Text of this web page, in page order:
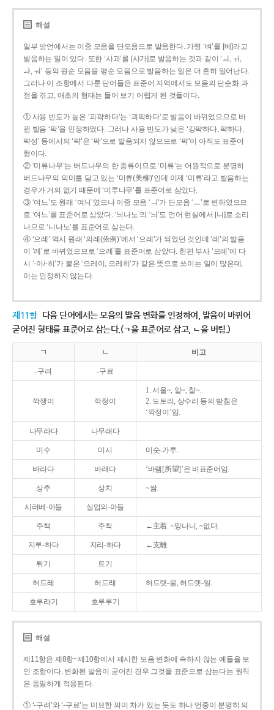
해설
일부 방언에서는 이중 모음을 단모음으로 발음한다. 가령 ‘벼’를 [베]라고
발음하는 일이 있다. 또한 ‘사과’를 [사가]로 발음하는 것과 같이 ‘ㅚ, ㅟ,
ㅘ, ㅝ’ 등의 원순 모음을 평순 모음으로 발음하는 일은 더 흔히 일어난다.
그러나 이 조항에서 다룬 단어들은 표준어 지역에서도 모음의 단순화 과
정을 겪고, 애초의 형태는 들어 보기 어렵게 된 것들이다.
① 사용 빈도가 높은 ‘괴퍅하다’는 ‘괴팍하다’로 발음이 바뀌었으므로 바
뀐 발음 ‘팍’을 인정하였다. 그러나 사용 빈도가 낮은 ‘강퍅하다, 퍅하다,
퍅성’ 등에서의 ‘퍅’은 ‘팍’으로 발음되지 않으므로 ‘퍅’이 아직도 표준어
형이다.
② ‘미류나무’는 버드나무의 한 종류이므로 ‘미류’는 어원적으로 분명히
버드나무의 의미를 담고 있는 ‘미류(美柳)’인데 이제 ‘미류’라고 발음하는
경우가 거의 없기 때문에 ‘미루나무’를 표준어로 삼았다.
③ ‘여느’도 원래 ‘여늬’였으나 이중 모음 ‘ㅢ’가 단모음 ‘ㅡ’로 변하였으므
로 ‘여느’를 표준어로 삼았다. ‘늬나노’의 ‘늬’도 언어 현실에서 [니]로 소리
나므로 ‘니나노’를 표준어로 삼는다.
④ ‘으례’ 역시 원래 ‘의례(依例)’에서 ‘으례’가 되었던 것인데 ‘례’의 발음
이 ‘레’로 바뀌었으므로 ‘으레’를 표준어로 삼았다. 한편 부사 ‘으레’에 다
시 ‘-이/-히’가 붙은 ‘으레이, 으레히’가 같은 뜻으로 쓰이는 일이 많은데,
이는 인정하지 않는다.
제11항 다음 단어에서는 모음의 발음 변화를 인정하여, 발음이 바뀌어
굳어진 형태를 표준어로 삼는다.(ㄱ을 표준어로 삼고, ㄴ을 버림.)
ㄱ ㄴ 비고
-구려 -구료
깍쟁이 깍정이
1. 서울~, 알~, 찰~.
2. 도토리, 상수리 등의 받침은
‘깍정이’임.
나무라다 나무래다
미수 미시 미숫-가루.
바라다 바래다 ‘바램[所望]’은 비표준어임.
상추 상치 ~쌈.
시러베-아들 실업의-아들
주책 주착 ←主着. ~망나니, ~없다.
지루-하다 지리-하다 ←支離.
튀기 트기
허드레 허드래 허드렛-물, 허드렛-일.
호루라기 호루루기
해설
제11항은 제8항~제10항에서 제시한 모음 변화에 속하지 않는 예들을 보
인 조항이다. 변화된 발음이 굳어진 경우 그것을 표준으로 삼는다는 원칙
은 동일하게 적용된다.
① ‘-구려’와 ‘-구료’는 미묘한 의미 차가 있는 듯도 하나 언중이 분명히 의